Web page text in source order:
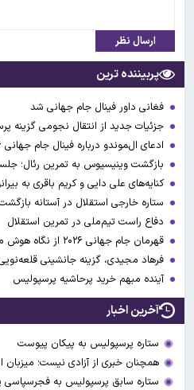
ارسال نظر
پربیننده ترین
فغانی داور فینال جام جهانی شد
جزئیات جدید از انتقال نجومی گزینه
ادعای ال‌‍موندو درباره فینال جام جهانی ۲۰۲۶؛ خبری از فغانی نیست!
بازگشت وینیسیوس به تمرین رئال؛ جلسه
کنایه‌های علی دایی و کریم باقری به
ستاره خارجی استقلال در آستانه
دفاع راست تیم‌ملی در تمرین استقلال
قهرمان جام جهانی ۲۰۲۶ از نگاه هوش مصنوعی / آرژانتین یا اسپانیا؟
فرهاد مجیدی، گزینه جانشینی
آینده مبهم خرید پرحاشیه پرسپولیس
آخرین اخبار
ستاره پرسپولیس به پیکان پیوست
همچنان خبری از آزادی نیست؛
ستاره سابق پرسپولیس به